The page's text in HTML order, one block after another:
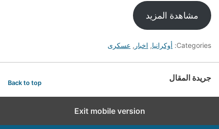
مشاهدة المزيد
Categories: أوكرانيا, اخبار , عسكرى
جريدة المقال Back to top
Exit mobile version